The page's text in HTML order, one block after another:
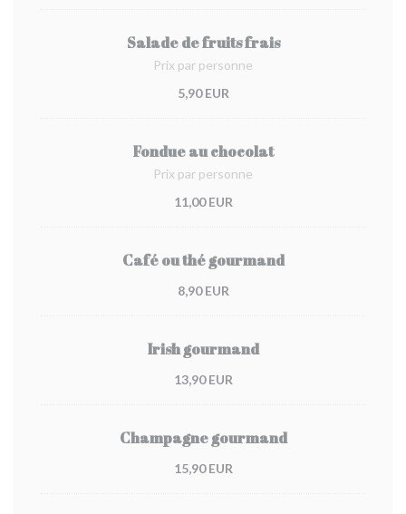
Salade de fruits frais
Prix par personne
5,90 EUR
Fondue au chocolat
Prix par personne
11,00 EUR
Café ou thé gourmand
8,90 EUR
Irish gourmand
13,90 EUR
Champagne gourmand
15,90 EUR